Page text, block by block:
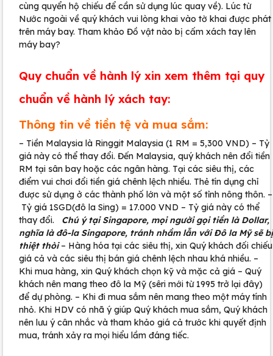
cùng quyển hộ chiếu để cần sử dụng lúc quay về). Lúc từ
Nước ngoài về quý khách vui lòng khai vào tờ khai được phát
trên máy bay. Tham khảo Đồ vật nào bị cấm xách tay lên
máy bay?
Quy chuẩn về hành lý xin xem thêm tại quy
chuẩn về hành lý xách tay:
Thông tin về tiền tệ và mua sắm:
– Tiền Malaysia là Ringgit Malaysia (1 RM = 5,300 VND) – Tỷ
giá này có thể thay đổi. Đến Malaysia, quý khách nên đổi tiền
RM tại sân bay hoặc các ngân hàng. Tại các siêu thị, các
điểm vui chơi đổi tiền giá chênh lệch nhiều. Thẻ tín dụng chỉ
được sử dụng ở các thành phố lớn và một số tỉnh nông thôn. –
Tỷ giá 1SGD(đô la Sing) = 17.000 VND – Tỷ giá này có thể
thay đổi. Chú ý tại Singapore, mọi người gọi tiền là Dollar,
nghĩa là đô-la Singapore, tránh nhầm lẫn với Đô la Mỹ sẽ bị
thiệt thòi– Hàng hóa tại các siêu thị, xin Quý khách đối chiếu
giá cả và các siêu thị bán giá chênh lệch nhau khá nhiều. –
Khi mua hàng, xin Quý khách chọn kỹ và mặc cả giá – Quý
khách nên mang theo đô la Mỹ (sêri mới từ 1995 trở lại đây)
để dự phòng. – Khi đi mua sắm nên mang theo một máy tính
nhỏ. Khi HDV có nhã ý giúp Quý khách mua sắm, Quý khách
nên lưu ý cân nhắc và tham khảo giá cả trước khi quyết định
mua, tránh xảy ra mọi hiểu lầm đáng tiếc.